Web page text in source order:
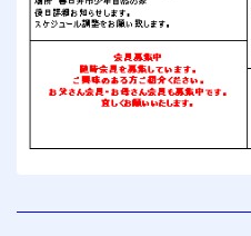
塾長より
指導部紹介
安全への取り組み